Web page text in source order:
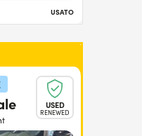
USATO
USED
RENEWED